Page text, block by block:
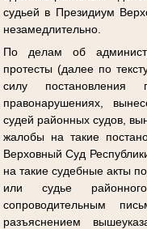
судьей в Президиум
незамедлительно.
По делам об
протесты (далее по
силу
правонарушениях,
судей районных судов,
жалобы на такие
Верховный Суд
на такие судебные акты
или судье
сопроводительным
разъяснением